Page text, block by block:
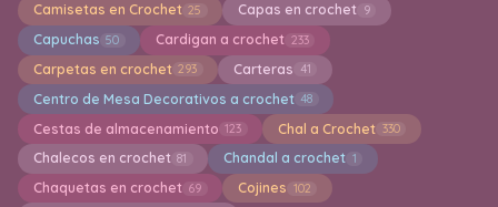
Camisetas en Crochet 25 Capas en crochet 9
Capuchas 50 Cardigan a crochet 233
Carpetas en crochet 293 Carteras 41
Centro de Mesa Decorativos a crochet 48
Cestas de almacenamiento 123 Chal a Crochet 330
Chalecos en crochet 81 Chandal a crochet 1
Chaquetas en crochet 69 Cojines 102